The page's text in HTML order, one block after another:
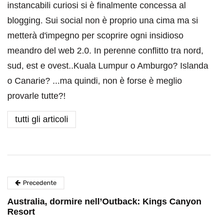
instancabili curiosi si è finalmente concessa al
blogging. Sui social non è proprio una cima ma si
metterà d'impegno per scoprire ogni insidioso
meandro del web 2.0. In perenne conflitto tra nord,
sud, est e ovest..Kuala Lumpur o Amburgo? Islanda
o Canarie? ...ma quindi, non è forse è meglio
provarle tutte?!
tutti gli articoli
Precedente
Australia, dormire nell’Outback: Kings Canyon
Resort